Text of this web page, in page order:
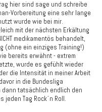
hier sind sage und schreibe
Vorbereitung eine sehr lange
wurde wie bei mir.
mit der nächsten Erkältung
medikamentös behandelt,
(ohne ein einziges Training!)
bereits erwähnt - extrem
wurde es gefühlt wieder
die Intensität in meiner Arbeit
in die Bundesliga
tatsächlich endlich den
Tag Rock´n Roll.